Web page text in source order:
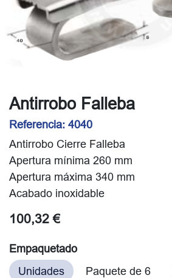
Antirrobo Falleba
Referencia: 4040
Antirrobo Cierre Falleba
Apertura mínima 260 mm
Apertura máxima 340 mm
Acabado inoxidable
100,32 €
Empaquetado
Unidades
Paquete de 6